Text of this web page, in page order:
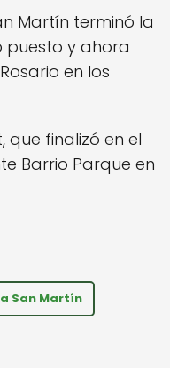
Martín terminó la
puesto y ahora
en los
que finalizó en el
Barrio Parque en
San Martín